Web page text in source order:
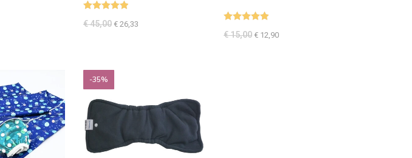
€45,00 €26,33
€15,00 €12,90
-35%